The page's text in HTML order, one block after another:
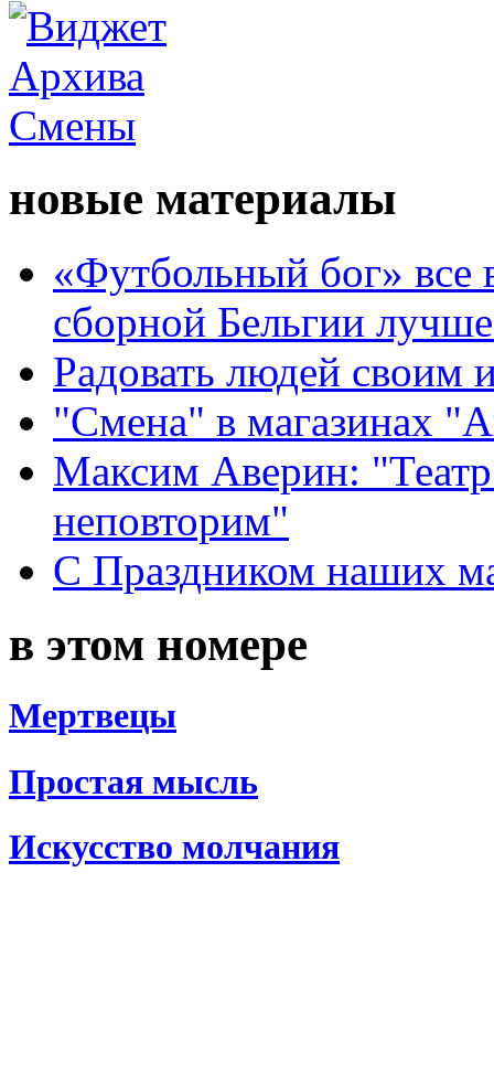
новые материалы
«Футбольный бог» все
сборной Бельгии
Радовать людей своим
"Смена" в магазинах
Максим Аверин:
неповторим"
С Праздником наших
в этом номере
Мертвецы
Простая мысль
Искусство молчания